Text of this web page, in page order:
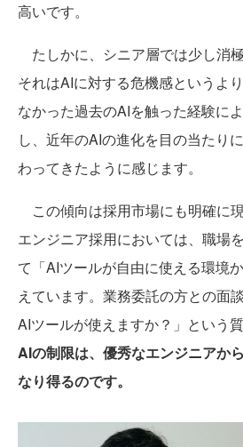
高いです。
たしかに、シニア層では少し消
それはAIに対する危機感というよ
なかった過去のAIを触った経験に
し、近年のAIの進化を目の当たり
わってきたように感じます。
この傾向は採用市場にも明確に
エンジニア採用においては、職場
て「AIツールが自由に使える環境
えています。業務委託の方との面
AIツールが使えますか？」という質
AIの制限は、優秀なエンジニアか
なり得るのです。